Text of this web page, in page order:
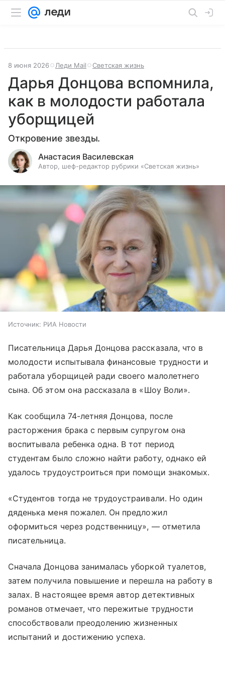
8 июня 2026 Леди Mail Светская жизнь
Дарья Донцова вспомнила,
как в молодости работала
уборщицей
Откровение звезды.
Анастасия Василевская
Автор, шеф-редактор рубрики «Светская жизнь»
Источник: РИА Новости
Писательница Дарья Донцова рассказала, что в
молодости испытывала финансовые трудности и
работала уборщицей ради своего малолетнего
сына. Об этом она рассказала в «Шоу Воли».
Как сообщила 74-летняя Донцова, после
расторжения брака с первым супругом она
воспитывала ребенка одна. В тот период
студентам было сложно найти работу, однако ей
удалось трудоустроиться при помощи знакомых.
«Студентов тогда не трудоустраивали. Но один
дяденька меня пожалел. Он предложил
оформиться через родственницу», — отметила
писательница.
Сначала Донцова занималась уборкой туалетов,
затем получила повышение и перешла на работу в
залах. В настоящее время автор детективных
романов отмечает, что пережитые трудности
способствовали преодолению жизненных
испытаний и достижению успеха.